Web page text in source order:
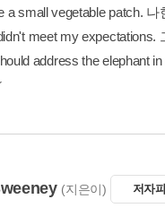
a small vegetable patch.
meet my expectations.
address the elephant
(지은이) 저자